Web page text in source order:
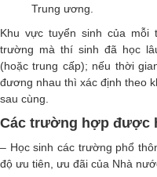
Trung ương.
Khu vực tuyển sinh của
trường mà thí sinh đã học
(hoặc trung cấp); nếu thời
đương nhau thì xác định theo
sau cùng.
Các trường hợp được
– Học sinh các trường phổ
độ ưu tiên, ưu đãi của Nhà